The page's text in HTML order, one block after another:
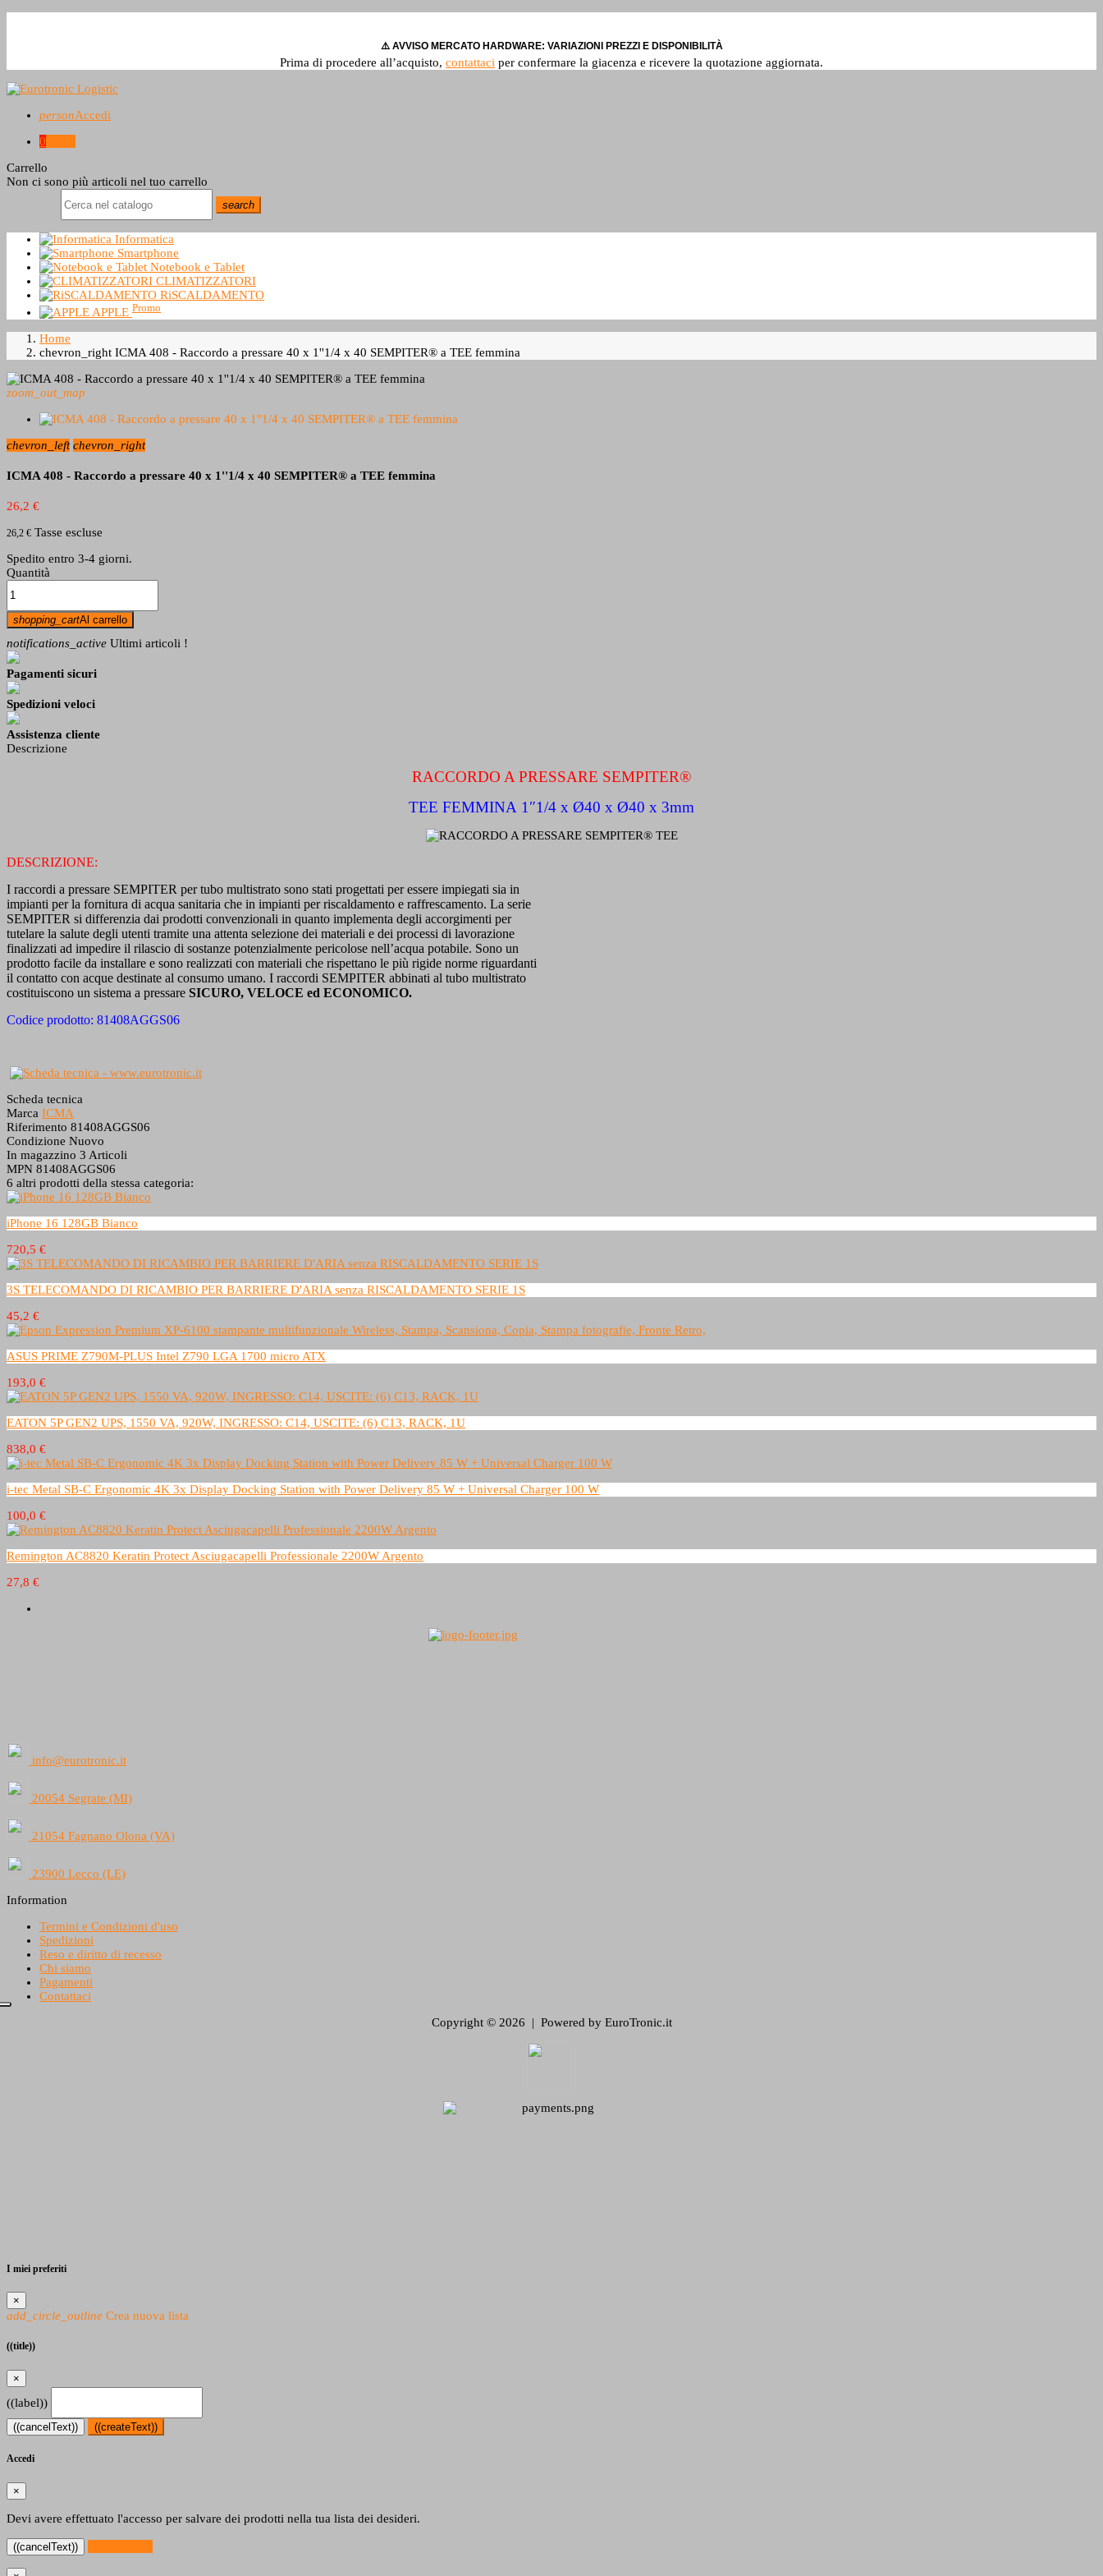
⚠️ AVVISO MERCATO HARDWARE: VARIAZIONI PREZZI E DISPONIBILITÀ
Prima di procedere all’acquisto, contattaci per confermare la giacenza e ricevere la quotazione aggiornata.
personAccedi
0
Carrello
Non ci sono più articoli nel tuo carrello
search
Informatica
Smartphone
Notebook e Tablet
CLIMATIZZATORI
RiSCALDAMENTO
APPLE Promo
Home
chevron_right ICMA 408 - Raccordo a pressare 40 x 1''1/4 x 40 SEMPITER® a TEE femmina
zoom_out_map
chevron_left chevron_right
ICMA 408 - Raccordo a pressare 40 x 1''1/4 x 40 SEMPITER® a TEE femmina
26,2 €
26,2 € Tasse escluse
Spedito entro 3-4 giorni.
Quantità
shopping_cartAl carrello
notifications_active Ultimi articoli !
Pagamenti sicuri
Spedizioni veloci
Assistenza cliente
Descrizione
RACCORDO A PRESSARE SEMPITER®
TEE FEMMINA 1″1/4 x Ø40 x Ø40 x 3mm
DESCRIZIONE:
I raccordi a pressare SEMPITER per tubo multistrato sono stati progettati per essere impiegati sia in
impianti per la fornitura di acqua sanitaria che in impianti per riscaldamento e raffrescamento. La serie
SEMPITER si differenzia dai prodotti convenzionali in quanto implementa degli accorgimenti per
tutelare la salute degli utenti tramite una attenta selezione dei materiali e dei processi di lavorazione
finalizzati ad impedire il rilascio di sostanze potenzialmente pericolose nell’acqua potabile. Sono un
prodotto facile da installare e sono realizzati con materiali che rispettano le più rigide norme riguardanti
il contatto con acque destinate al consumo umano. I raccordi SEMPITER abbinati al tubo multistrato
costituiscono un sistema a pressare SICURO, VELOCE ed ECONOMICO.
Codice prodotto: 81408AGGS06
Scheda tecnica
Marca ICMA
Riferimento 81408AGGS06
Condizione Nuovo
In magazzino 3 Articoli
MPN 81408AGGS06
6 altri prodotti della stessa categoria:
iPhone 16 128GB Bianco
720,5 €
3S TELECOMANDO DI RICAMBIO PER BARRIERE D'ARIA senza RISCALDAMENTO SERIE 1S
45,2 €
ASUS PRIME Z790M-PLUS Intel Z790 LGA 1700 micro ATX
193,0 €
EATON 5P GEN2 UPS, 1550 VA, 920W, INGRESSO: C14, USCITE: (6) C13, RACK, 1U
838,0 €
i-tec Metal SB-C Ergonomic 4K 3x Display Docking Station with Power Delivery 85 W + Universal Charger 100 W
100,0 €
Remington AC8820 Keratin Protect Asciugacapelli Professionale 2200W Argento
27,8 €
info@eurotronic.it
20054 Segrate (MI)
21054 Fagnano Olona (VA)
23900 Lecco (LE)
Information
Termini e Condizioni d'uso
Spedizioni
Reso e diritto di recesso
Chi siamo
Pagamenti
Contattaci
Copyright © 2026 | Powered by EuroTronic.it
I miei preferiti
×
add_circle_outline Crea nuova lista
((title))
×
((label))
((cancelText)) ((createText))
Accedi
×
Devi avere effettuato l'accesso per salvare dei prodotti nella tua lista dei desideri.
((cancelText))